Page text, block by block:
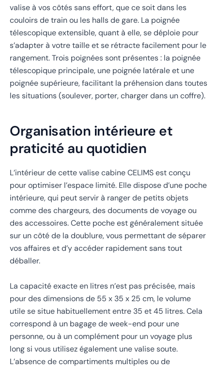
valise à vos côtés sans effort, que ce soit dans les
couloirs de train ou les halls de gare. La poignée
télescopique extensible, quant à elle, se déploie pour
s’adapter à votre taille et se rétracte facilement pour le
rangement. Trois poignées sont présentes : la poignée
télescopique principale, une poignée latérale et une
poignée supérieure, facilitant la préhension dans toutes
les situations (soulever, porter, charger dans un coffre).
Organisation intérieure et
praticité au quotidien
L’intérieur de cette valise cabine CELIMS est conçu
pour optimiser l’espace limité. Elle dispose d’une poche
intérieure, qui peut servir à ranger de petits objets
comme des chargeurs, des documents de voyage ou
des accessoires. Cette poche est généralement située
sur un côté de la doublure, vous permettant de séparer
vos affaires et d’y accéder rapidement sans tout
déballer.
La capacité exacte en litres n’est pas précisée, mais
pour des dimensions de 55 x 35 x 25 cm, le volume
utile se situe habituellement entre 35 et 45 litres. Cela
correspond à un bagage de week-end pour une
personne, ou à un complément pour un voyage plus
long si vous utilisez également une valise soute.
L’absence de compartiments multiples ou de